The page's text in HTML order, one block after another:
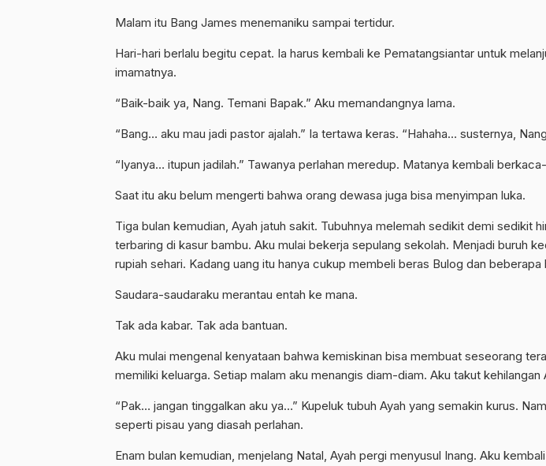
Malam itu Bang James menemaniku sampai tertidur.
Hari-hari berlalu begitu cepat. Ia harus kembali ke Pematangsiantar untuk
imamatnya.
“Baik-baik ya, Nang. Temani Bapak.” Aku memandangnya lama.
“Bang… aku mau jadi pastor ajalah.” Ia tertawa keras. “Hahaha… susternya,
“Iyanya… itupun jadilah.” Tawanya perlahan meredup. Matanya kembali
Saat itu aku belum mengerti bahwa orang dewasa juga bisa menyimpan luka.
Tiga bulan kemudian, Ayah jatuh sakit. Tubuhnya melemah sedikit demi sedikit
terbaring di kasur bambu. Aku mulai bekerja sepulang sekolah. Menjadi buruh
rupiah sehari. Kadang uang itu hanya cukup membeli beras Bulog dan
Saudara-saudaraku merantau entah ke mana.
Tak ada kabar. Tak ada bantuan.
Aku mulai mengenal kenyataan bahwa kemiskinan bisa membuat seseorang
memiliki keluarga. Setiap malam aku menangis diam-diam. Aku takut kehilangan
“Pak… jangan tinggalkan aku ya…” Kupeluk tubuh Ayah yang semakin kurus.
seperti pisau yang diasah perlahan.
Enam bulan kemudian, menjelang Natal, Ayah pergi menyusul Inang. Aku